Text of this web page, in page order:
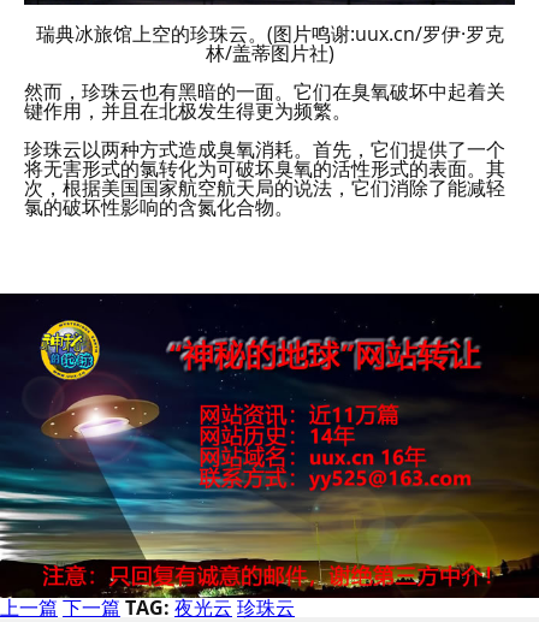
瑞典冰旅馆上空的珍珠云。(图片鸣谢:uux.cn/罗伊·罗克
林/盖蒂图片社)
然而，珍珠云也有黑暗的一面。它们在臭氧破坏中起着关
键作用，并且在北极发生得更为频繁。
珍珠云以两种方式造成臭氧消耗。首先，它们提供了一个
将无害形式的氯转化为可破坏臭氧的活性形式的表面。其
次，根据美国国家航空航天局的说法，它们消除了能减轻
氯的破坏性影响的含氮化合物。
上一篇下一篇TAG:夜光云珍珠云